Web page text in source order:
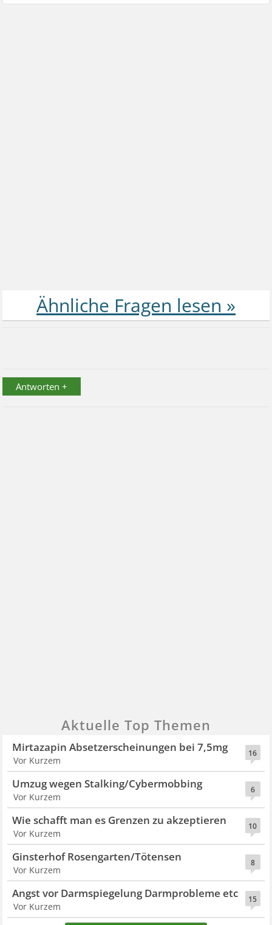
Antworten +
Aktuelle Top Themen
16
Mirtazapin Absetzerscheinungen bei 7,5mg
Vor Kurzem
6
Umzug wegen Stalking/Cybermobbing
Vor Kurzem
10
Wie schafft man es Grenzen zu akzeptieren
Vor Kurzem
8
Ginsterhof Rosengarten/Tötensen
Vor Kurzem
15
Angst vor Darmspiegelung Darmprobleme etc
Vor Kurzem